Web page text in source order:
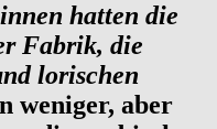
innen hatten die
Fabrik, die
lorischen
weniger, aber